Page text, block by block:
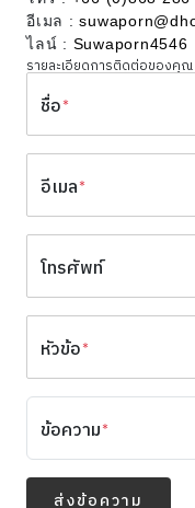
อีเมล :
ไลน์ : Suwaporn4546
รายละเอียดการติดต่อของคุณ
ชื่อ*
อีเมล*
โทรศัพท์
หัวข้อ*
ข้อความ*
ส่งข้อความ